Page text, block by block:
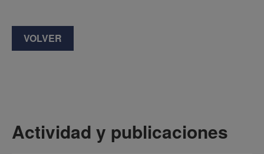
VOLVER
Actividad y publicaciones